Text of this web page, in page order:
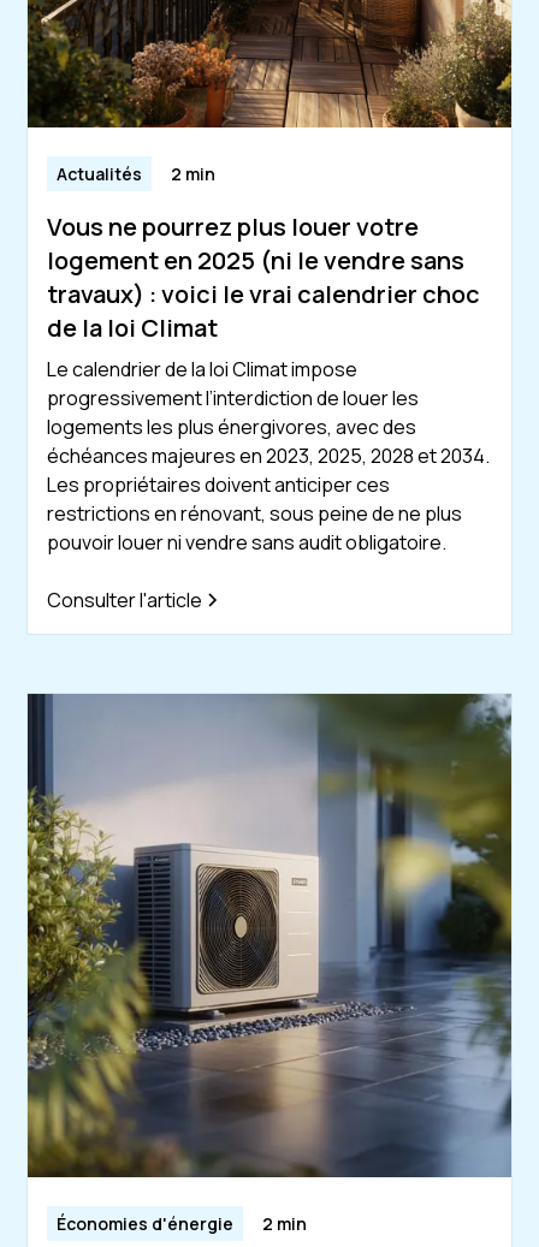
Actualités 2 min
Vous ne pourrez plus louer votre
logement en 2025 (ni le vendre sans
travaux) : voici le vrai calendrier choc
de la loi Climat
Le calendrier de la loi Climat impose
progressivement l’interdiction de louer les
logements les plus énergivores, avec des
échéances majeures en 2023, 2025, 2028 et 2034.
Les propriétaires doivent anticiper ces
restrictions en rénovant, sous peine de ne plus
pouvoir louer ni vendre sans audit obligatoire.
Consulter l'article
Économies d'énergie 2 min